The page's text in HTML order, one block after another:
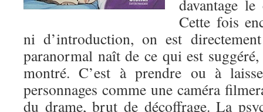
davantage
Cette fois
ni d’introduction, on est
paranormal naît de ce qui est
montré. C’est à prendre ou à
personnages comme une caméra
du drame, brut de décoffrage. La